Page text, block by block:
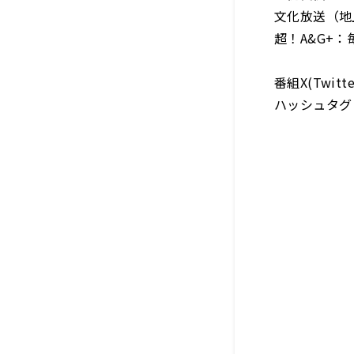
文化放送（
超！A&G+：
番組
ハッシュタ